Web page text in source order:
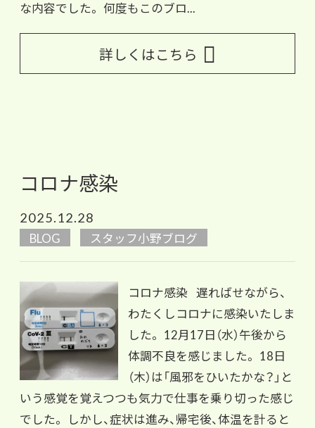
な内容でした。 何度もこのブロ...
詳しくはこちら
コロナ感染
2025.12.28
BLOG スタッフ小野ブログ
コロナ感染 遅ればせながら、
わたくしコロナに感染いたしま
した。 12月17日（水）午後から
体調不良を感じました。 18日
（木）は「風邪をひいたかな？」と
いう感覚を覚えつつも気力で仕事を乗り切った感じ
でした。 しかし、症状は進み、帰宅後、体温を計ると